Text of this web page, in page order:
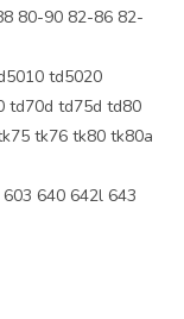
80-90 82-86 82-
td5020
td70d td75d td80
tk76 tk80 tk80a
603 640 642l 643